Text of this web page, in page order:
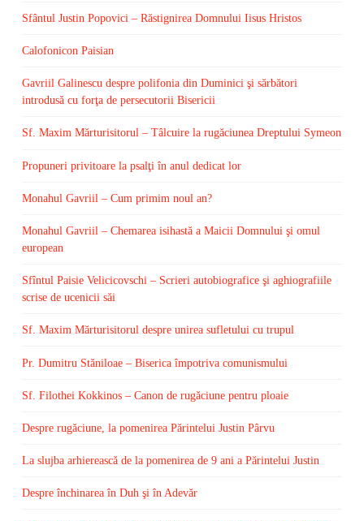
Sfântul Justin Popovici – Răstignirea Domnului Iisus Hristos
Calofonicon Paisian
Gavriil Galinescu despre polifonia din Duminici şi sărbători
introdusă cu forţa de persecutorii Bisericii
Sf. Maxim Mărturisitorul – Tâlcuire la rugăciunea Dreptului Symeon
Propuneri privitoare la psalţi în anul dedicat lor
Monahul Gavriil – Cum primim noul an?
Monahul Gavriil – Chemarea isihastă a Maicii Domnului şi omul
european
Sfîntul Paisie Velicicovschi – Scrieri autobiografice şi aghiografiile
scrise de ucenicii săi
Sf. Maxim Mărturisitorul despre unirea sufletului cu trupul
Pr. Dumitru Stăniloae – Biserica împotriva comunismului
Sf. Filothei Kokkinos – Canon de rugăciune pentru ploaie
Despre rugăciune, la pomenirea Părintelui Justin Pârvu
La slujba arhierească de la pomenirea de 9 ani a Părintelui Justin
Despre închinarea în Duh şi în Adevăr